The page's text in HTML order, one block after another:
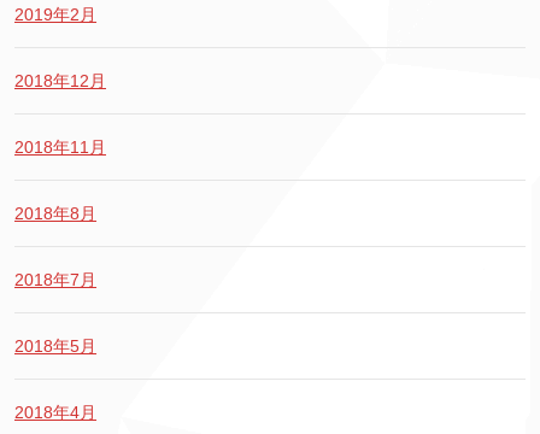
2019年2月
2018年12月
2018年11月
2018年8月
2018年7月
2018年5月
2018年4月